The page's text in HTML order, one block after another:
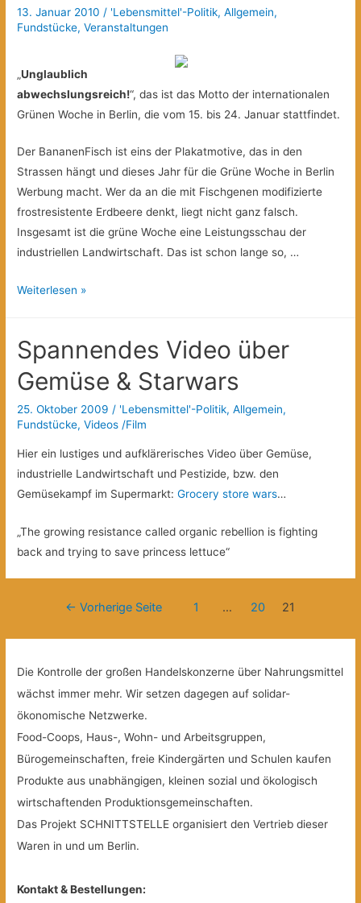
13. Januar 2010 / 'Lebensmittel'-Politik,Allgemein,
Fundstücke,Veranstaltungen
„Unglaublich
abwechslungsreich!“, das ist das Motto der internationalen
Grünen Woche in Berlin, die vom 15. bis 24. Januar stattfindet.
Der BananenFisch ist eins der Plakatmotive, das in den
Strassen hängt und dieses Jahr für die Grüne Woche in Berlin
Werbung macht. Wer da an die mit Fischgenen modifizierte
frostresistente Erdbeere denkt, liegt nicht ganz falsch.
Insgesamt ist die grüne Woche eine Leistungsschau der
industriellen Landwirtschaft. Das ist schon lange so, …
„Grüne
von
Gentech-
Lobby
gemacht?
Weiterlesen »
Spannendes Video über
Gemüse & Starwars
25. Oktober 2009 / 'Lebensmittel'-Politik,Allgemein,
Fundstücke,Videos /Film
Hier ein lustiges und aufklärerisches Video über Gemüse,
industrielle Landwirtschaft und Pestizide, bzw. den
Gemüsekampf im Supermarkt:Grocery store wars…
„The growing resistance called organic rebellion is fighting
back and trying to save princess lettuce“
Beitragsnavigation
← Vorherige Seite 1 … 20 21
Die Kontrolle der großen Handelskonzerne über Nahrungsmittel
wächst immer mehr. Wir setzen dagegen auf solidar-
ökonomische Netzwerke.
Food-Coops, Haus-, Wohn- und Arbeitsgruppen,
Bürogemeinschaften, freie Kindergärten und Schulen kaufen
Produkte aus unabhängigen, kleinen sozial und ökologisch
wirtschaftenden Produktionsgemeinschaften.
Das Projekt SCHNITTSTELLE organisiert den Vertrieb dieser
Waren in und um Berlin.
Kontakt & Bestellungen: